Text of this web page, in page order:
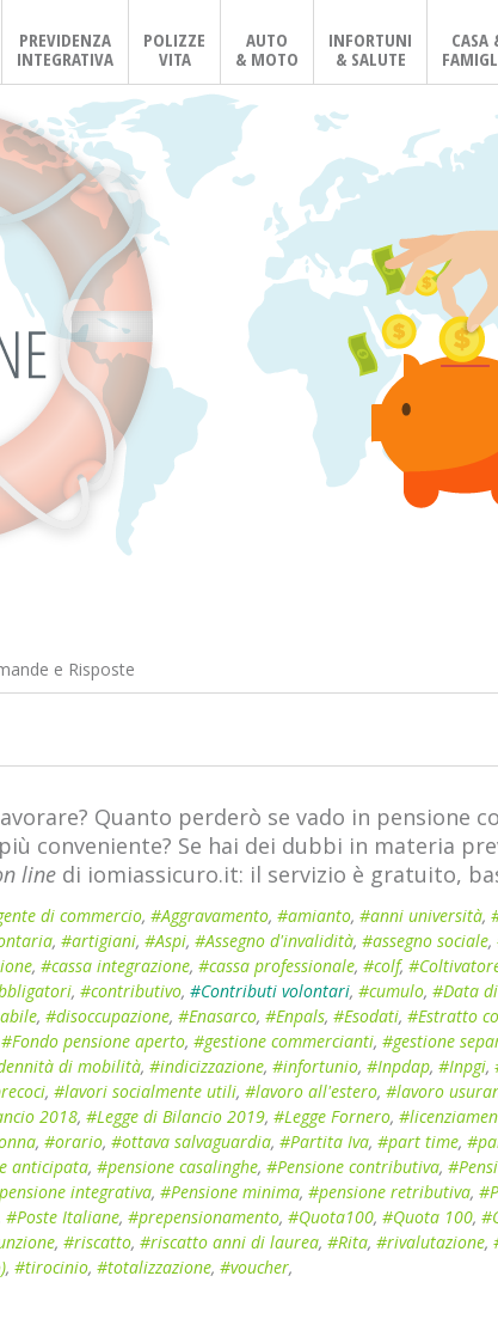
PREVIDENZA
INTEGRATIVA
POLIZZE
VITA
AUTO
& MOTO
INFORTUNI
& SALUTE
CASA
e Risposte
Quanto perderò se vado in pensione
conveniente? Se hai dei dubbi in materia
line di iomiassicuro.it: il servizio è gratuito,
di commercio, #Aggravamento, #amianto, #anni università,
, #artigiani, #Aspi, #Assegno d'invalidità, #assegno sociale,
, #cassa integrazione, #cassa professionale, #colf,
, #contributivo, #Contributi volontari, #cumulo, #Data
, #disoccupazione, #Enasarco, #Enpals, #Esodati, #Estratto
#Fondo pensione aperto, #gestione commercianti, #gestione
di mobilità, #indicizzazione, #infortunio, #Inpdap, #Inpgi,
, #lavori socialmente utili, #lavoro all'estero, #lavoro
2018, #Legge di Bilancio 2019, #Legge Fornero,
, #orario, #ottava salvaguardia, #Partita Iva, #part time,
anticipata, #pensione casalinghe, #Pensione contributiva,
integrativa, #Pensione minima, #pensione retributiva,
#Poste Italiane, #prepensionamento, #Quota100, #Quota 100,
, #riscatto, #riscatto anni di laurea, #Rita, #rivalutazione,
, #tirocinio, #totalizzazione, #voucher,